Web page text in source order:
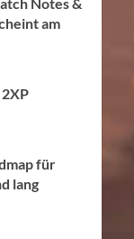
am
für
lang